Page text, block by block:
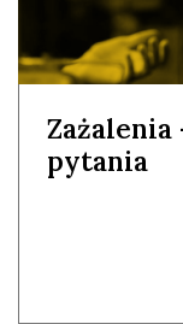
Zażalenia
pytania